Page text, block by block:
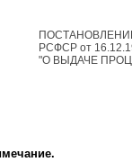
ПОСТАНОВЛЕНИЕ
РСФСР от
"О ВЫДАЧЕ